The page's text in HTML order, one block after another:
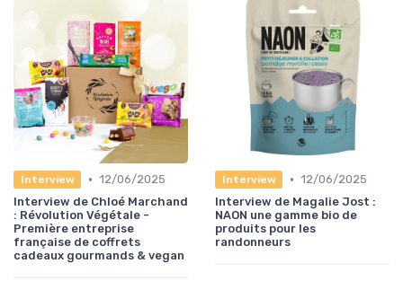
Interview • 12/06/2025
Interview de Chloé Marchand
: Révolution Végétale -
Première entreprise
française de coffrets
cadeaux gourmands & vegan
Interview • 12/06/2025
Interview de Magalie Jost :
NAON une gamme bio de
produits pour les
randonneurs